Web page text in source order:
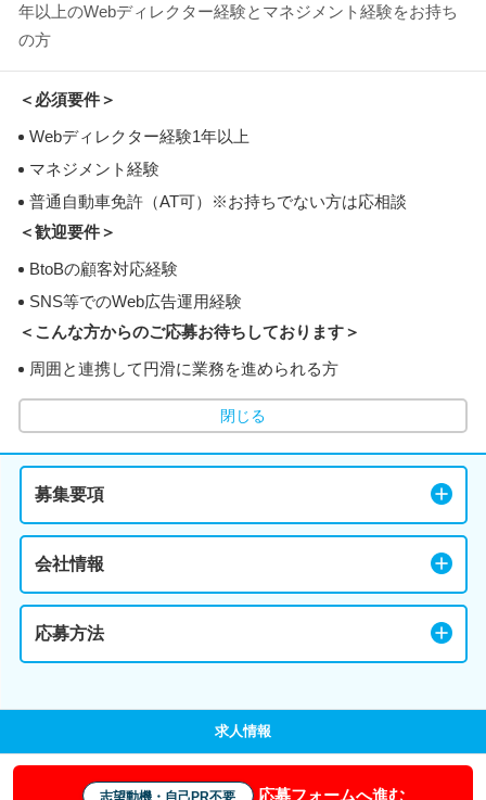
年以上のWebディレクター経験とマネジメント経験をお持ち
の方
＜必須要件＞
Webディレクター経験1年以上
マネジメント経験
普通自動車免許（AT可）※お持ちでない方は応相談
＜歓迎要件＞
BtoBの顧客対応経験
SNS等でのWeb広告運用経験
＜こんな方からのご応募お待ちしております＞
周囲と連携して円滑に業務を進められる方
閉じる
募集要項
会社情報
応募方法
求人情報
志望動機・自己PR不要 応募フォームへ進む